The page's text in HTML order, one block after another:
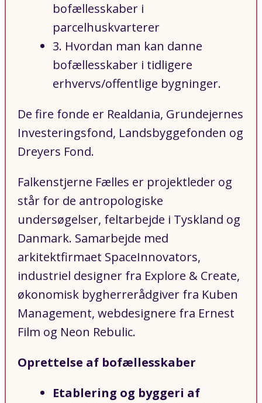
bofællesskaber i
parcelhuskvarterer
3. Hvordan man kan danne
bofællesskaber i tidligere
erhvervs/offentlige bygninger.
De fire fonde er Realdania, Grundejernes
Investeringsfond, Landsbyggefonden og
Dreyers Fond.
Falkenstjerne Fælles er projektleder og
står for de antropologiske
undersøgelser, feltarbejde i Tyskland og
Danmark. Samarbejde med
arkitektfirmaet SpaceInnovators,
industriel designer fra Explore & Create,
økonomisk bygherrerådgiver fra Kuben
Management, webdesignere fra Ernest
Film og Neon Rebulic.
Oprettelse af bofællesskaber
Etablering og byggeri af